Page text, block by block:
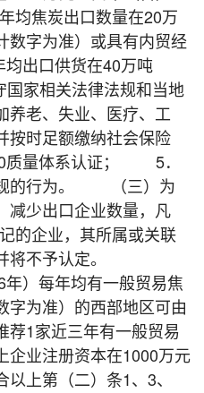
均焦炭出口数量在20万
数字为准）或具有内贸经
出口供货在40万吨
家相关法律法规和当地
养老、失业、医疗、工
按时足额缴纳社会保险
量体系认证； 5．
规的行为。 （三）为
减少出口企业数量，凡
的企业，其所属或关联
并将不予认定。
年）每年均有一般贸易焦
字为准）的西部地区可由
荐1家近三年有一般贸易
企业注册资本在1000万元
上第（二）条1、3、